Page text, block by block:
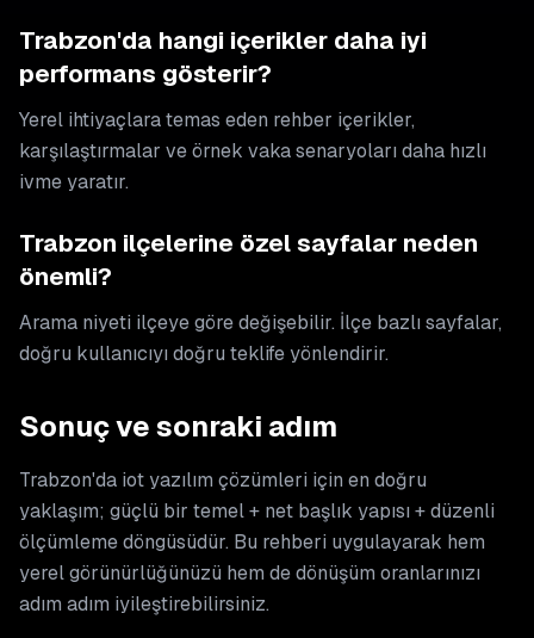
Trabzon'da hangi içerikler daha iyi
performans gösterir?
Yerel ihtiyaçlara temas eden rehber içerikler,
karşılaştırmalar ve örnek vaka senaryoları daha hızlı
ivme yaratır.
Trabzon ilçelerine özel sayfalar neden
önemli?
Arama niyeti ilçeye göre değişebilir. İlçe bazlı sayfalar,
doğru kullanıcıyı doğru teklife yönlendirir.
Sonuç ve sonraki adım
Trabzon'da iot yazılım çözümleri için en doğru
yaklaşım; güçlü bir temel + net başlık yapısı + düzenli
ölçümleme döngüsüdür. Bu rehberi uygulayarak hem
yerel görünürlüğünüzü hem de dönüşüm oranlarınızı
adım adım iyileştirebilirsiniz.